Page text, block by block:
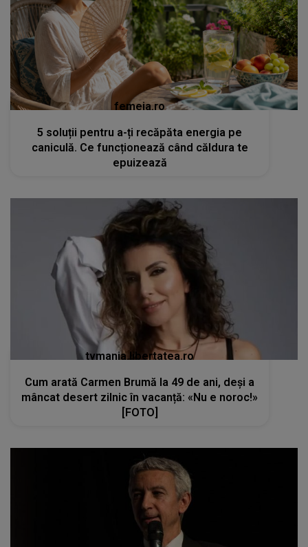
femeia.ro
5 soluții pentru a-ți recăpăta energia pe
caniculă. Ce funcționează când căldura te
epuizează
tvmania.libertatea.ro
Cum arată Carmen Brumă la 49 de ani, deși a
mâncat desert zilnic în vacanță: «Nu e noroc!»
[FOTO]